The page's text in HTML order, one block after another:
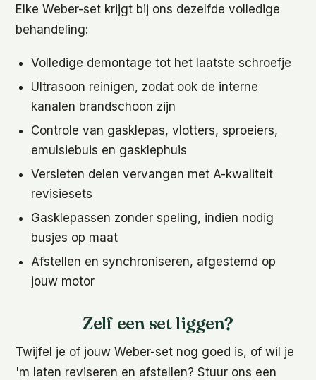
Elke Weber-set krijgt bij ons dezelfde volledige
behandeling:
Volledige demontage tot het laatste schroefje
Ultrasoon reinigen, zodat ook de interne
kanalen brandschoon zijn
Controle van gasklepas, vlotters, sproeiers,
emulsiebuis en gasklephuis
Versleten delen vervangen met A-kwaliteit
revisiesets
Gasklepassen zonder speling, indien nodig
busjes op maat
Afstellen en synchroniseren, afgestemd op
jouw motor
Zelf een set liggen?
Twijfel je of jouw Weber-set nog goed is, of wil je
'm laten reviseren en afstellen? Stuur ons een